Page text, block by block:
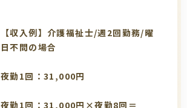
【収入例】介護福祉士/週2回勤務/曜
日不問の場合
夜勤1回：31,000円
夜勤1回：31,000円×夜勤8回＝